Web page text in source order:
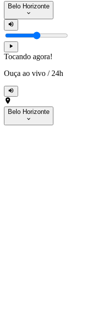
Belo Horizonte
Tocando agora!
Ouça ao vivo / 24h
Belo Horizonte